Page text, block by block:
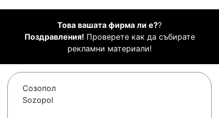
Това вашата фирма ли е??
Поздравления! Проверете как да събирате
рекламни материали!
Созопол
Sozopol